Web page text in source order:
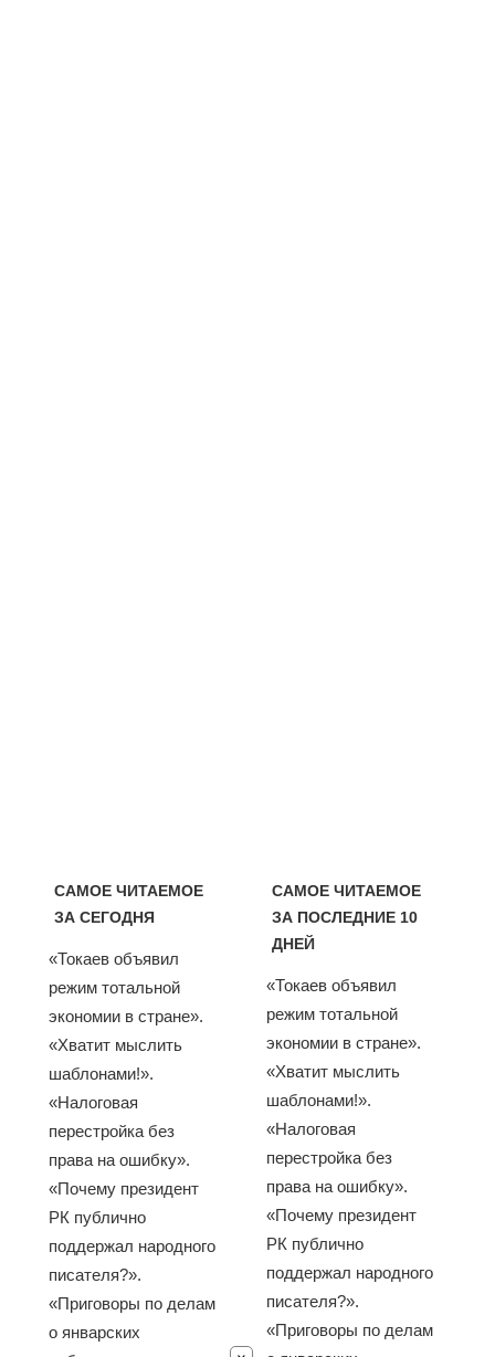
САМОЕ ЧИТАЕМОЕ
ЗА СЕГОДНЯ
«Токаев объявил
режим тотальной
экономии в стране».
«Хватит мыслить
шаблонами!».
«Налоговая
перестройка без
права на ошибку».
«Почему президент
РК публично
поддержал народного
писателя?».
«Приговоры по делам
о январских
САМОЕ ЧИТАЕМОЕ
ЗА ПОСЛЕДНИЕ 10
ДНЕЙ
«Токаев объявил
режим тотальной
экономии в стране».
«Хватит мыслить
шаблонами!».
«Налоговая
перестройка без
права на ошибку».
«Почему президент
РК публично
поддержал народного
писателя?».
«Приговоры по делам